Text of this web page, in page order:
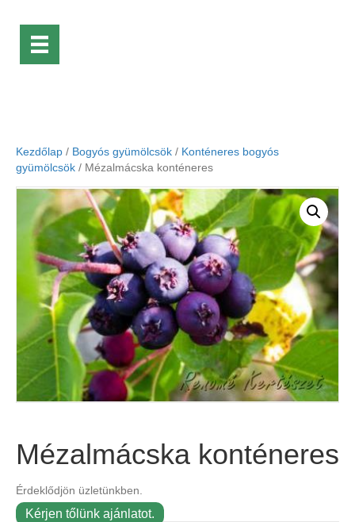
Kezdőlap / Bogyós gyümölcsök / Konténeres bogyós
gyümölcsök / Mézalmácska konténeres
Mézalmácska konténeres
Érdeklődjön üzletünkben.
Kérjen tőlünk ajánlatot.